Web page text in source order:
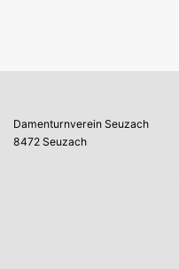
Damenturnverein Seuzach
8472 Seuzach